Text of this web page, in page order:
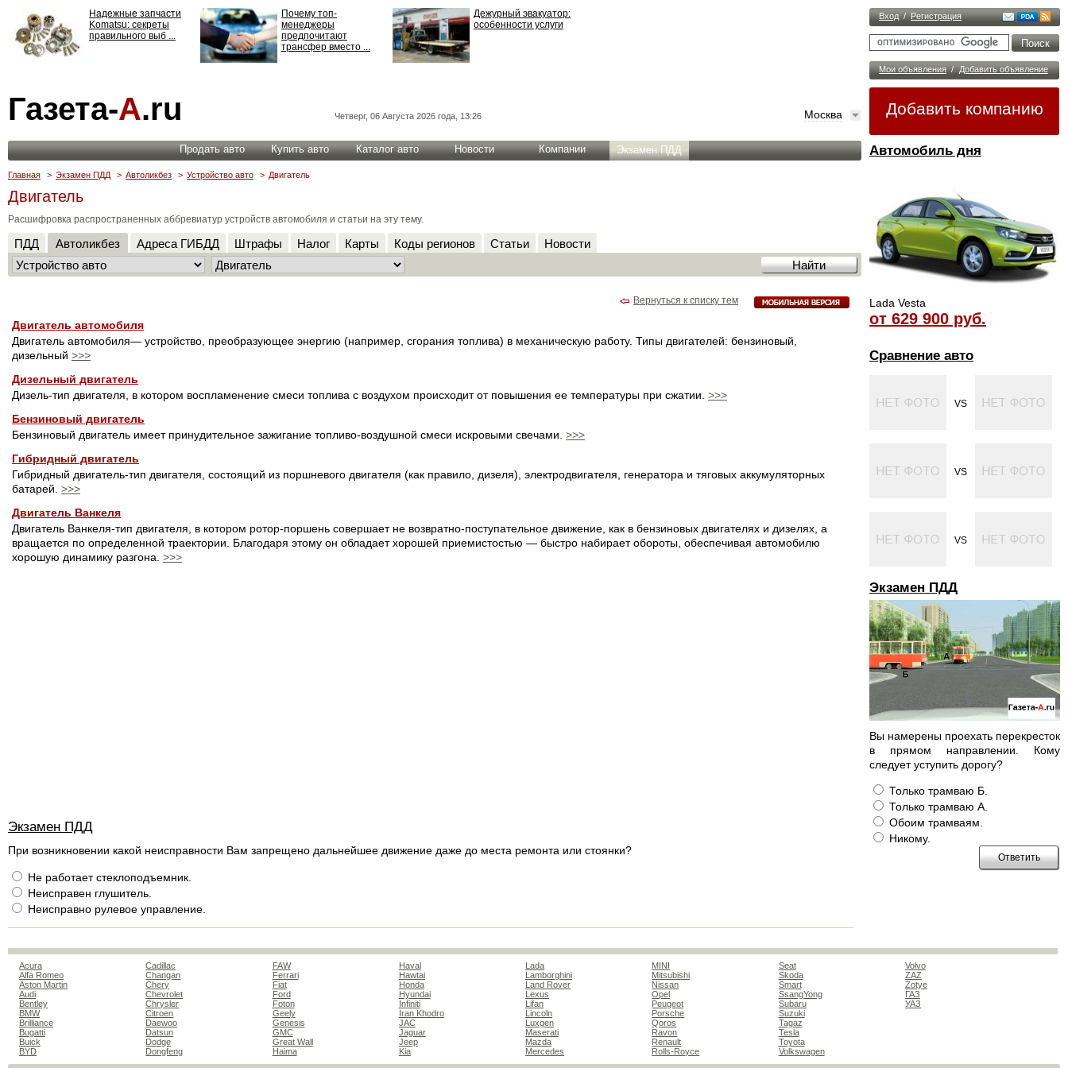
Вход / Регистрация
Мои объявления / Добавить объявление
Добавить компанию
Автомобиль дня
Lada Vesta
от 629 900 руб.
Сравнение авто
VS
VS
VS
Экзамен ПДД
Вы намерены проехать перекресток
в прямом направлении. Кому
следует уступить дорогу?
Только трамваю Б.
Только трамваю А.
Обоим трамваям.
Никому.
Надежные запчасти
Komatsu: секреты
правильного выб ...
Почему топ-
менеджеры
предпочитают
трансфер вместо ...
Дежурный эвакуатор:
особенности услуги
ответственности: все,
что нужно знать ...
Газета-А.ru Четверг, 06 Августа 2026 года, 13:26 Москва
Продать авто Купить авто Каталог авто Новости Компании Экзамен ПДД
Главная > Экзамен ПДД > Автоликбез > Устройство авто > Двигатель
Двигатель
Расшифровка распространенных аббревиатур устройств автомобиля и статьи на эту тему.
ПДД Автоликбез Адреса ГИБДД Штрафы Налог Карты Коды регионов Статьи Новости
Вернуться к списку тем
Двигатель автомобиля
Двигатель автомобиля— устройство, преобразующее энергию (например, сгорания топлива) в механическую работу. Типы двигателей: бензиновый,
дизельный >>>
Дизельный двигатель
Дизель-тип двигателя, в котором воспламенение смеси топлива с воздухом происходит от повышения ее температуры при сжатии. >>>
Бензиновый двигатель
Бензиновый двигатель имеет принудительное зажигание топливо-воздушной смеси искровыми свечами. >>>
Гибридный двигатель
Гибридный двигатель-тип двигателя, состоящий из поршневого двигателя (как правило, дизеля), электродвигателя, генератора и тяговых аккумуляторных
батарей. >>>
Двигатель Ванкеля
Двигатель Ванкеля-тип двигателя, в котором ротор-поршень совершает не возвратно-поступательное движение, как в бензиновых двигателях и дизелях, а
вращается по определенной траектории. Благодаря этому он обладает хорошей приемистостью — быстро набирает обороты, обеспечивая автомобилю
хорошую динамику разгона. >>>
Экзамен ПДД
При возникновении какой неисправности Вам запрещено дальнейшее движение даже до места ремонта или стоянки?
Не работает стеклоподъемник.
Неисправен глушитель.
Неисправно рулевое управление.
Acura
Alfa Romeo
Aston Martin
Audi
Bentley
BMW
Brilliance
Bugatti
Buick
BYD
Cadillac
Changan
Chery
Chevrolet
Chrysler
Citroen
Daewoo
Datsun
Dodge
Dongfeng
FAW
Ferrari
Fiat
Ford
Foton
Geely
Genesis
GMC
Great Wall
Haima
Haval
Hawtai
Honda
Hyundai
Infiniti
Iran Khodro
JAC
Jaguar
Jeep
Kia
Lada
Lamborghini
Land Rover
Lexus
Lifan
Lincoln
Luxgen
Maserati
Mazda
Mercedes
MINI
Mitsubishi
Nissan
Opel
Peugeot
Porsche
Qoros
Ravon
Renault
Rolls-Royce
Seat
Skoda
Smart
SsangYong
Subaru
Suzuki
Tagaz
Tesla
Toyota
Volkswagen
Volvo
ZAZ
Zotye
ГАЗ
УАЗ